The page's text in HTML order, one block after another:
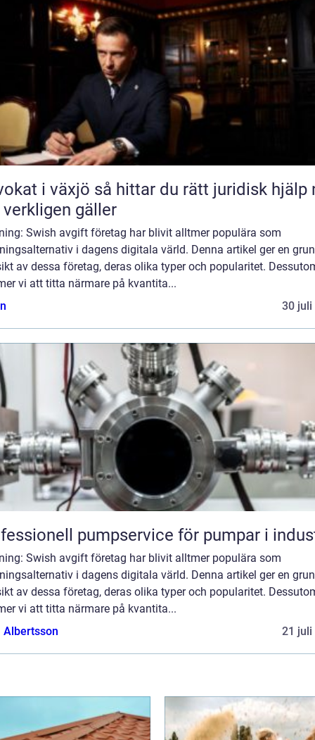
så hittar du rätt juridisk hjälp när
gäller
Swish avgift företag har blivit alltmer populära som
i dagens digitala värld. Denna artikel ger en
av dessa företag, deras olika typer och popularitet.
vi att titta närmare på kvantita...
30 juli
pumpservice för pumpar i
Swish avgift företag har blivit alltmer populära som
i dagens digitala värld. Denna artikel ger en
av dessa företag, deras olika typer och popularitet.
vi att titta närmare på kvantita...
Albertsson
21 juli